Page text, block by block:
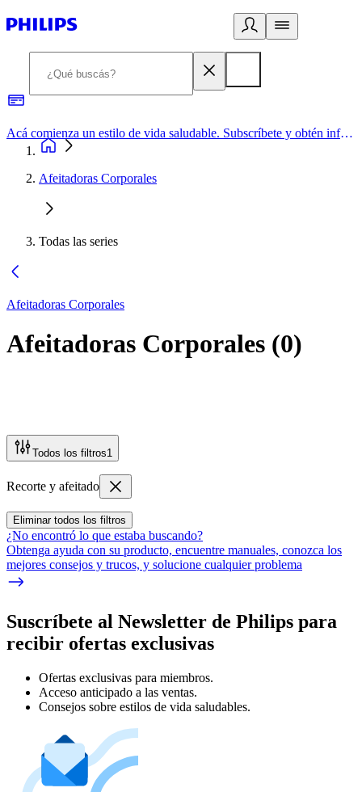
Acá comienza un estilo de vida saludable. Subscríbete y obtén información de primera mano
Afeitadoras Corporales
Todas las series
Afeitadoras Corporales
Afeitadoras Corporales (0)
Todos los filtros1
Recorte y afeitado
Eliminar todos los filtros
¿No encontró lo que estaba buscando?
Obtenga ayuda con su producto, encuentre manuales, conozca los
mejores consejos y trucos, y solucione cualquier problema
Suscríbete al Newsletter de Philips para
recibir ofertas exclusivas
Ofertas exclusivas para miembros.
Acceso anticipado a las ventas.
Consejos sobre estilos de vida saludables.